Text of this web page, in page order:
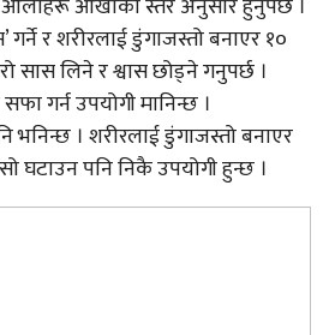
औंलाहरू आँखाको स्तर अनुसार हुनुपर्छ ।
र शरीरलाई डुंगाजस्तो बनाएर १०
सास लिने र श्वास छोड्ने गनुपर्छ ।
गर्न उपयोगी मानिन्छ ।
भनिन्छ । शरीरलाई डुंगाजस्तो बनाएर
घटाउन पनि निकै उपयोगी हुन्छ ।